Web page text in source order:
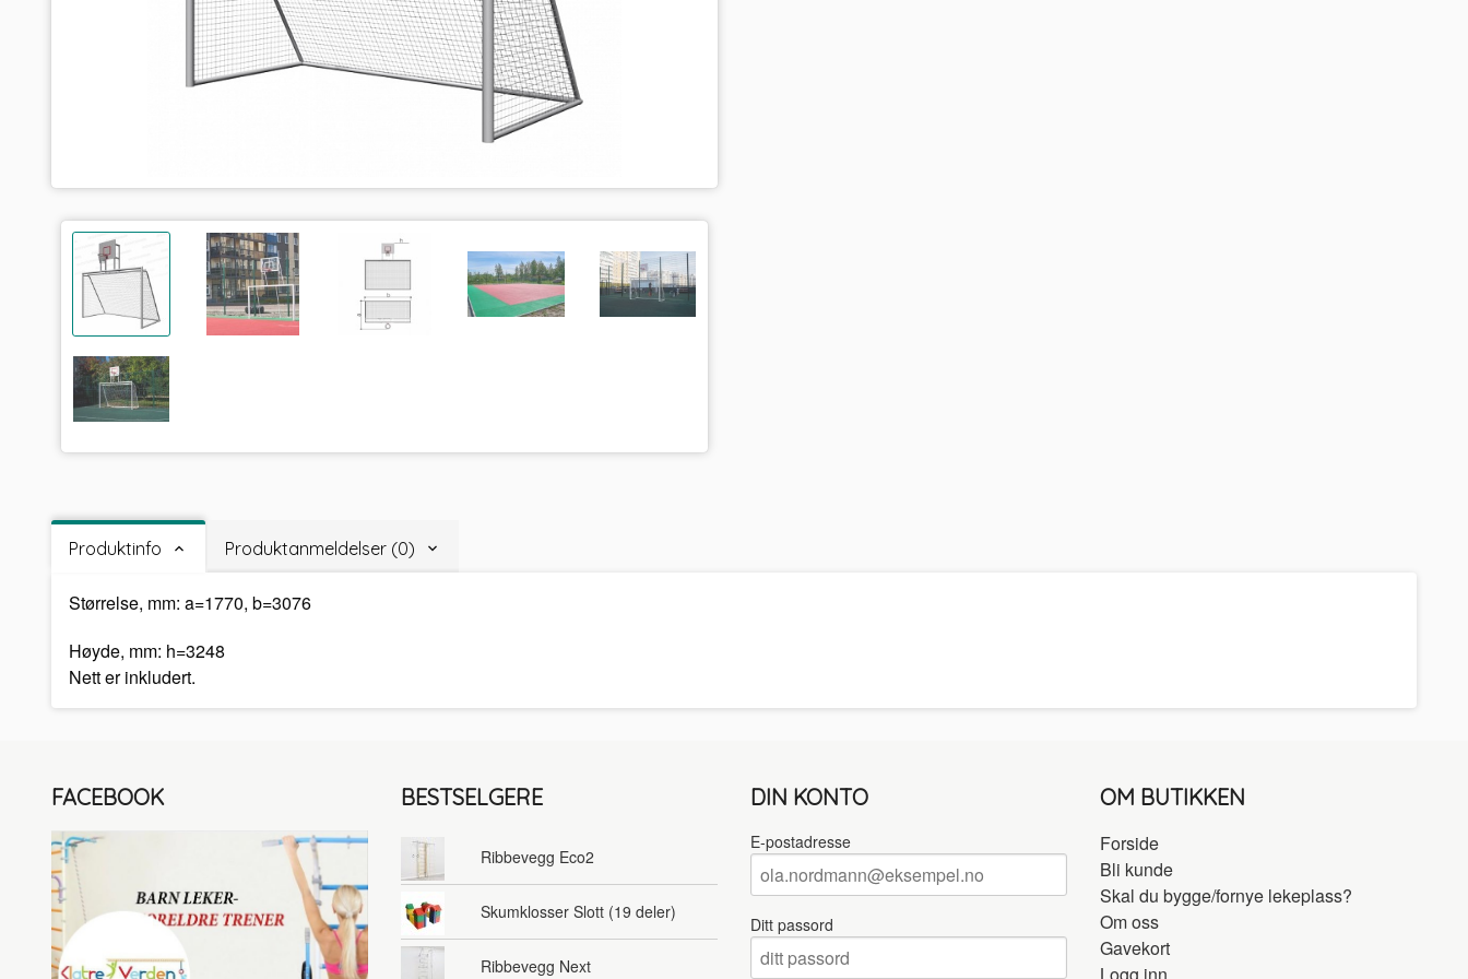
Produktinfo Produktanmeldelser (0)
Størrelse, mm: a=1770, b=3076
Høyde, mm: h=3248
Nett er inkludert.
FACEBOOK BESTSELGERE
Ribbevegg Eco2
Skumklosser Slott (19 deler)
Ribbevegg Next
DIN KONTO
E-postadresse
Ditt passord
OM BUTIKKEN
Forside
Bli kunde
Skal du bygge/fornye lekeplass?
Om oss
Gavekort